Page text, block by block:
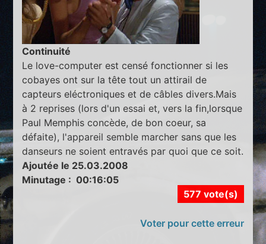
Continuité
Le love-computer est censé fonctionner si les
cobayes ont sur la tête tout un attirail de
capteurs eléctroniques et de câbles divers.Mais
à 2 reprises (lors d'un essai et, vers la fin,lorsque
Paul Memphis concède, de bon coeur, sa
défaite), l'appareil semble marcher sans que les
danseurs ne soient entravés par quoi que ce soit.
Ajoutée le 25.03.2008
Minutage : 00:16:05
577 vote(s)
Voter pour cette erreur